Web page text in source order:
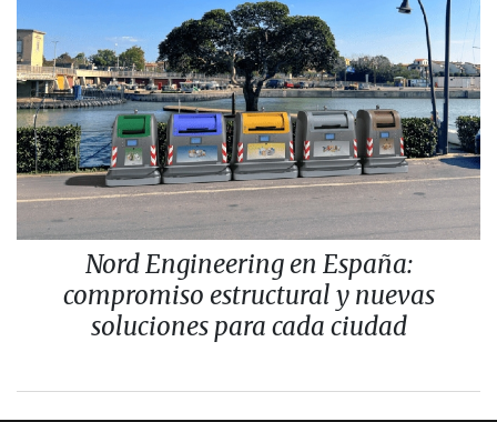
Nord Engineering en España:
compromiso estructural y nuevas
soluciones para cada ciudad